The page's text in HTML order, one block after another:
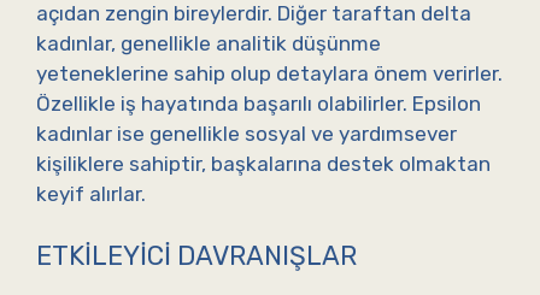
açıdan zengin bireylerdir. Diğer taraftan delta
kadınlar, genellikle analitik düşünme
yeteneklerine sahip olup detaylara önem verirler.
Özellikle iş hayatında başarılı olabilirler. Epsilon
kadınlar ise genellikle sosyal ve yardımsever
kişiliklere sahiptir, başkalarına destek olmaktan
keyif alırlar.
ETKILEYICI DAVRANIŞLAR